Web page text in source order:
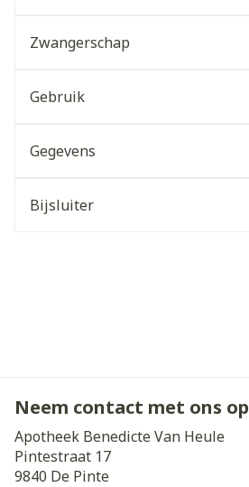
Zwangerschap
Gebruik
Gegevens
Bijsluiter
Neem contact met ons op
Apotheek Benedicte Van Heule
Pintestraat 17
9840 De Pinte